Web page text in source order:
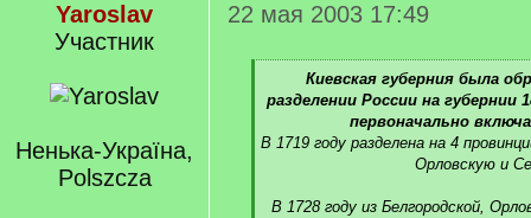
Yaroslav
Участник
Ненька-Україна,
Polszcza
22 мая 2003 17:49
q
Киевская губерния была
разделении России на губернии
первоначально
В 1719 году разделена на 4
Орловскую и
В 1728 году из Белгородской,